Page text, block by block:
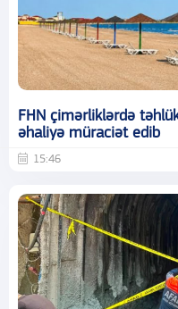
FHN çimərliklərdə
əhaliyə müraciət edib
15:46